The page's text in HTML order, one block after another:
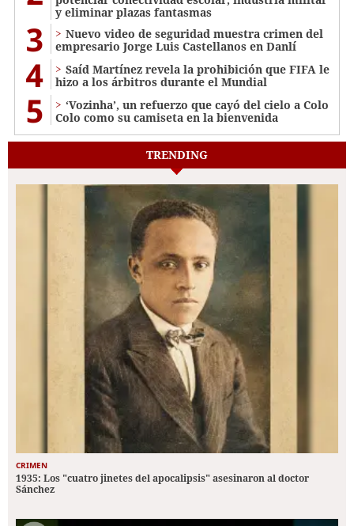
y eliminar plazas fantasmas
3
Nuevo video de seguridad muestra crimen del
empresario Jorge Luis Castellanos en Danlí
4
Saíd Martínez revela la prohibición que FIFA le
hizo a los árbitros durante el Mundial
5
‘Vozinha’, un refuerzo que cayó del cielo a Colo
Colo como su camiseta en la bienvenida
TRENDING
CRIMEN
1935: Los "cuatro jinetes del apocalipsis" asesinaron al doctor
Sánchez